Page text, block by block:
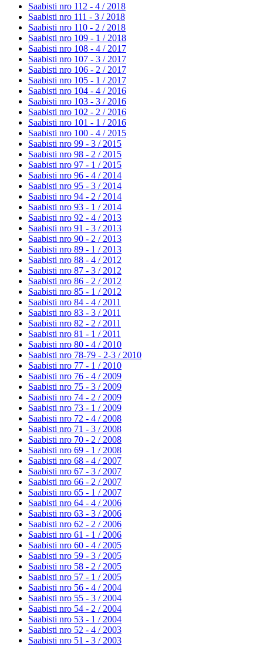
Saabisti nro 112 - 4 / 2018
Saabisti nro 111 - 3 / 2018
Saabisti nro 110 - 2 / 2018
Saabisti nro 109 - 1 / 2018
Saabisti nro 108 - 4 / 2017
Saabisti nro 107 - 3 / 2017
Saabisti nro 106 - 2 / 2017
Saabisti nro 105 - 1 / 2017
Saabisti nro 104 - 4 / 2016
Saabisti nro 103 - 3 / 2016
Saabisti nro 102 - 2 / 2016
Saabisti nro 101 - 1 / 2016
Saabisti nro 100 - 4 / 2015
Saabisti nro 99 - 3 / 2015
Saabisti nro 98 - 2 / 2015
Saabisti nro 97 - 1 / 2015
Saabisti nro 96 - 4 / 2014
Saabisti nro 95 - 3 / 2014
Saabisti nro 94 - 2 / 2014
Saabisti nro 93 - 1 / 2014
Saabisti nro 92 - 4 / 2013
Saabisti nro 91 - 3 / 2013
Saabisti nro 90 - 2 / 2013
Saabisti nro 89 - 1 / 2013
Saabisti nro 88 - 4 / 2012
Saabisti nro 87 - 3 / 2012
Saabisti nro 86 - 2 / 2012
Saabisti nro 85 - 1 / 2012
Saabisti nro 84 - 4 / 2011
Saabisti nro 83 - 3 / 2011
Saabisti nro 82 - 2 / 2011
Saabisti nro 81 - 1 / 2011
Saabisti nro 80 - 4 / 2010
Saabisti nro 78-79 - 2-3 / 2010
Saabisti nro 77 - 1 / 2010
Saabisti nro 76 - 4 / 2009
Saabisti nro 75 - 3 / 2009
Saabisti nro 74 - 2 / 2009
Saabisti nro 73 - 1 / 2009
Saabisti nro 72 - 4 / 2008
Saabisti nro 71 - 3 / 2008
Saabisti nro 70 - 2 / 2008
Saabisti nro 69 - 1 / 2008
Saabisti nro 68 - 4 / 2007
Saabisti nro 67 - 3 / 2007
Saabisti nro 66 - 2 / 2007
Saabisti nro 65 - 1 / 2007
Saabisti nro 64 - 4 / 2006
Saabisti nro 63 - 3 / 2006
Saabisti nro 62 - 2 / 2006
Saabisti nro 61 - 1 / 2006
Saabisti nro 60 - 4 / 2005
Saabisti nro 59 - 3 / 2005
Saabisti nro 58 - 2 / 2005
Saabisti nro 57 - 1 / 2005
Saabisti nro 56 - 4 / 2004
Saabisti nro 55 - 3 / 2004
Saabisti nro 54 - 2 / 2004
Saabisti nro 53 - 1 / 2004
Saabisti nro 52 - 4 / 2003
Saabisti nro 51 - 3 / 2003